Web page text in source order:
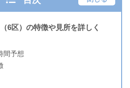
6区）の特徴や見所を詳しく
間予想